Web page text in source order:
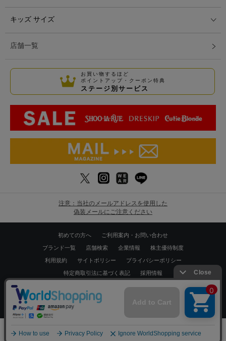
キッズ サイズ
店舗一覧
お買い物するほど
ポイントアップ・クーポン特典
ステージ別サービス
注意：当社のメールアドレスを使用した
偽装メールにご注意ください
初めての方へ ご利用案内・お問い合わせ
ブランド一覧 店舗検索 企業情報 株主優待制度
利用規約 サイトポリシー プライバシーポリシー
特定商取引法に基づく表記 採用情報
Copyrights © WORLD CO.,LTD. All rights reserved.
スマートフォン ｜PC